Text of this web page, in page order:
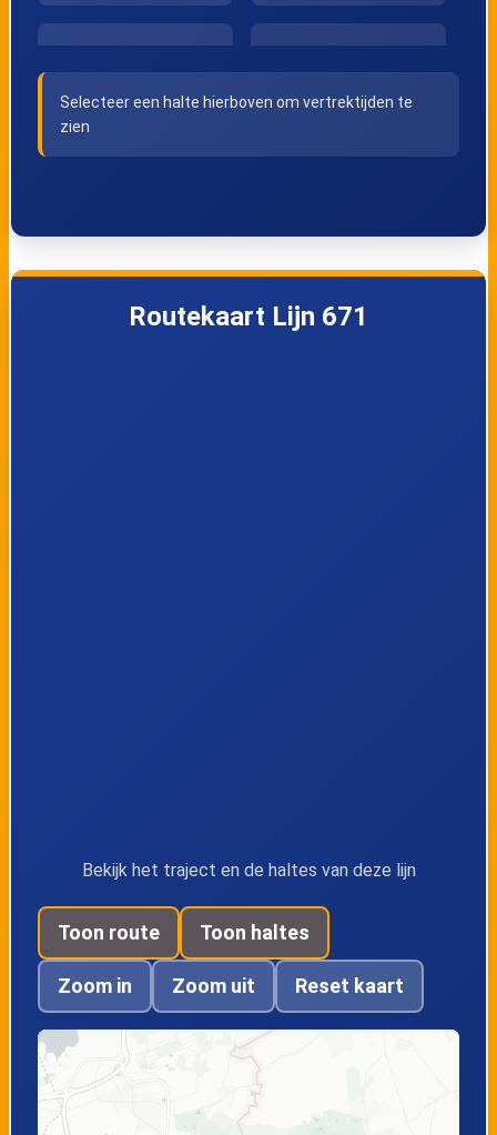
Berendrecht,
Prelaatstraat
Berendrecht,
Solftplaats
Lassonhoflaan
Danckerseweg
Stabroek, Kerkhof
Kapellen,
Stabroeksteenweg
Selecteer een halte hierboven om vertrektijden te
zien
Routekaart Lijn 671
Bekijk het traject en de haltes van deze lijn
Toon route Toon haltes
Zoom in Zoom uit Reset kaart